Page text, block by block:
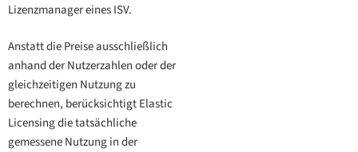
Lizenzmanager eines ISV.
Anstatt die Preise ausschließlich
anhand der Nutzerzahlen oder der
gleichzeitigen Nutzung zu
berechnen, berücksichtigt Elastic
Licensing die tatsächliche
gemessene Nutzung in der